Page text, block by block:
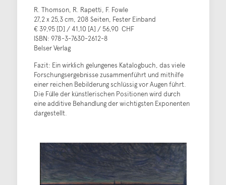
R. Thomson, R. Rapetti, F. Fowle
27,2 x 25,3 cm, 208 Seiten, Fester Einband
€ 39,95 [D] / 41,10 [A] / 56,90 CHF
ISBN: 978-3-7630-2612-8
Belser Verlag
Fazit: Ein wirklich gelungenes Katalogbuch, das viele
Forschungsergebnisse zusammenführt und mithilfe
einer reichen Bebilderung schlüssig vor Augen führt.
Die Fülle der künstlerischen Positionen wird durch
eine additive Behandlung der wichtigsten Exponenten
dargestellt.